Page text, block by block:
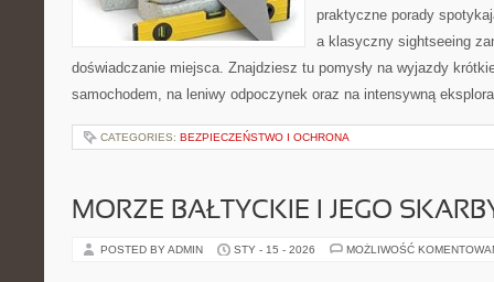
praktyczne porady
a klasyczny sightseeing
doświadczanie miejsca. Znajdziesz tu pomysły na wyjazdy
samochodem, na leniwy odpoczynek oraz na intensywną
CATEGORIES: BEZPIECZEŃSTWO I OCHRONA
MORZE BAŁTYCKIE I JEGO
POSTED BY ADMIN STY - 15 - 2026 MOŻLIWOŚĆ